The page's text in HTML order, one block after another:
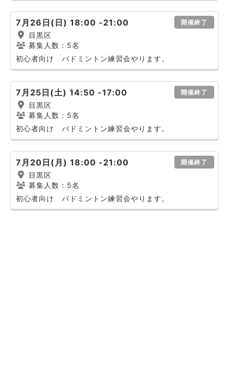
7月26日(日) 18:00 -21:00 開催終了
目黒区
募集人数：5名
初心者向け バドミントン練習会やります。
7月25日(土) 14:50 -17:00 開催終了
目黒区
募集人数：5名
初心者向け バドミントン練習会やります。
7月20日(月) 18:00 -21:00 開催終了
目黒区
募集人数：5名
初心者向け バドミントン練習会やります。